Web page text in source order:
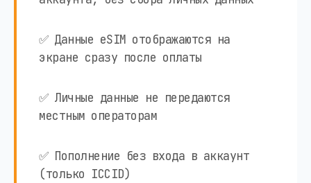
✅ Данные eSIM отображаются на
экране сразу после оплаты
✅ Личные данные не передаются
местным операторам
✅ Пополнение без входа в аккаунт
(только ICCID)